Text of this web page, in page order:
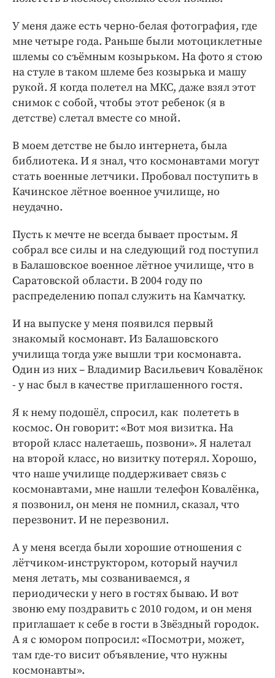
У меня даже есть черно-белая фотография, где
мне четыре года. Раньше были мотоциклетные
шлемы со съёмным козырьком. На фото я стою
на стуле в таком шлеме без козырька и машу
рукой. Я когда полетел на МКС, даже взял этот
снимок с собой, чтобы этот ребенок (я в
детстве) слетал вместе со мной.
В моем детстве не было интернета, была
библиотека. И я знал, что космонавтами могут
стать военные летчики. Пробовал поступить в
Качинское лётное военное училище, но
неудачно.
Пусть к мечте не всегда бывает простым. Я
собрал все силы и на следующий год поступил
в Балашовское военное лётное училище, что в
Саратовской области. В 2004 году по
распределению попал служить на Камчатку.
И на выпуске у меня появился первый
знакомый космонавт. Из Балашовского
училища тогда уже вышли три космонавта.
Один из них – Владимир Васильевич Ковалёнок
- у нас был в качестве приглашенного гостя.
Я к нему подошёл, спросил, как полететь в
космос. Он говорит: «Вот моя визитка. На
второй класс налетаешь, позвони». Я налетал
на второй класс, но визитку потерял. Хорошо,
что наше училище поддерживает связь с
космонавтами, мне нашли телефон Ковалёнка,
я позвонил, он меня не помнил, сказал, что
перезвонит. И не перезвонил.
А у меня всегда были хорошие отношения с
лётчиком-инструктором, который научил
меня летать, мы созваниваемся, я
периодически у него в гостях бываю. И вот
звоню ему поздравить с 2010 годом, и он меня
приглашает к себе в гости в Звёздный городок.
А я с юмором попросил: «Посмотри, может,
там где-то висит объявление, что нужны
космонавты».